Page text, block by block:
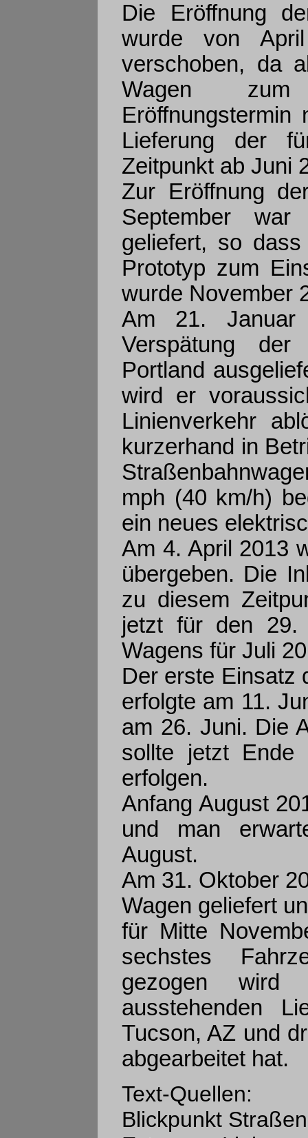
Die Eröffnung
wurde von
verschoben, da
Wagen zum
Lieferung der
Zeitpunkt ab Juni
Zur Eröffnung
September
geliefert, so
Prototyp zum
wurde November
Am 21. Januar
Verspätung
Portland
wird er
Linienverkehr
kurzerhand in
mph (40 km/h)
ein neues
Am 4. April 2013
übergeben. Die
zu diesem
jetzt für den 29.
Wagens für Juli
Der erste Einsatz
erfolgte am 11.
am 26. Juni. Die
sollte jetzt Ende
erfolgen.
Anfang August
und man
August.
Am 31. Oktober
Wagen geliefert
für Mitte
sechstes
gezogen wird
ausstehenden
Tucson, AZ und
abgearbeitet hat.
Text-Quellen:
Blickpunkt